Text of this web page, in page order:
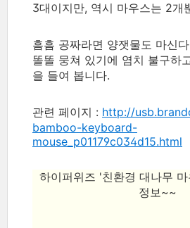
3대이지만, 역시 마우스는 2개
흠흠 공짜라면 양잿물도 마신
똘똘 뭉쳐 있기에 염치 불구하
을 들여 봅니다.
관련 페이지 : http://
bamboo-keyboard-
mouse_p01179c034d15.html
하이퍼위즈 '친환경 대나무
정보~~